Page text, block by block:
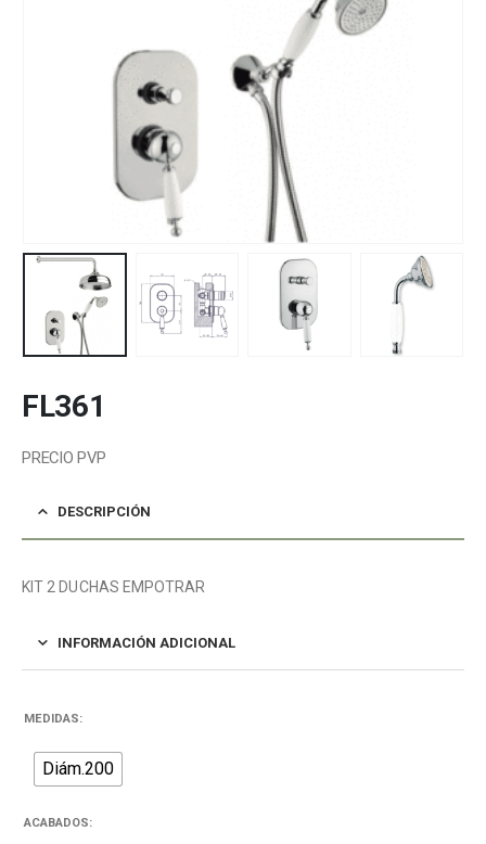
FL361
PRECIO PVP
DESCRIPCIÓN
KIT 2 DUCHAS EMPOTRAR
INFORMACIÓN ADICIONAL
MEDIDAS
Diám.200
ACABADOS